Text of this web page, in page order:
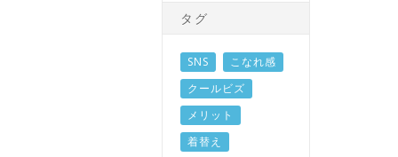
タグ
SNS
こなれ感
クールビズ
メリット
着替え